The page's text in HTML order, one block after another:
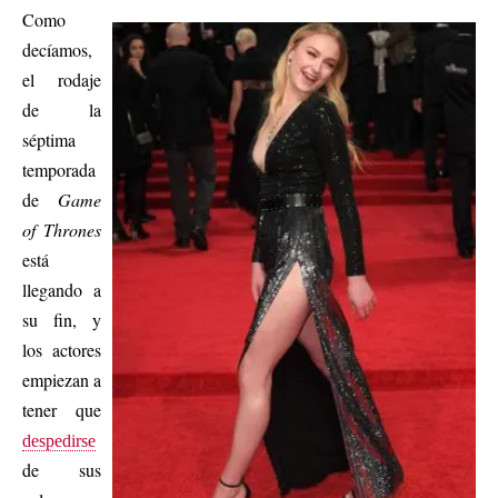
Como
decíamos,
el rodaje
de la
séptima
temporada
de Game
of Thrones
está
llegando a
su fin, y
los actores
empiezan a
tener que
despedirse
de sus